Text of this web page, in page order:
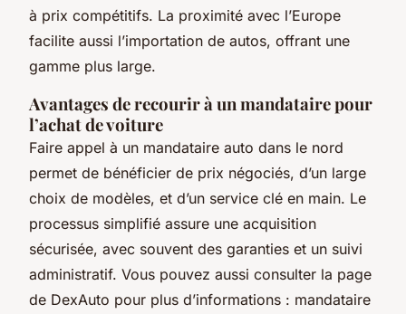
à prix compétitifs. La proximité avec l’Europe
facilite aussi l’importation de autos, offrant une
gamme plus large.
Avantages de recourir à un mandataire pour
l’achat de voiture
Faire appel à un mandataire auto dans le nord
permet de bénéficier de prix négociés, d’un large
choix de modèles, et d’un service clé en main. Le
processus simplifié assure une acquisition
sécurisée, avec souvent des garanties et un suivi
administratif. Vous pouvez aussi consulter la page
de DexAuto pour plus d’informations : mandataire